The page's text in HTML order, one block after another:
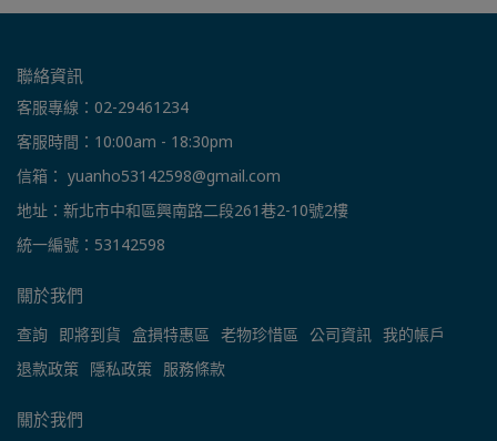
聯絡資訊
客服專線：02-29461234
客服時間：10:00am - 18:30pm
信箱： yuanho53142598@gmail.com
地址：新北市中和區興南路二段261巷2-10號2樓
統一編號：53142598
關於我們
查詢 即將到貨 盒損特惠區 老物珍惜區 公司資訊 我的帳戶
退款政策 隱私政策 服務條款
關於我們